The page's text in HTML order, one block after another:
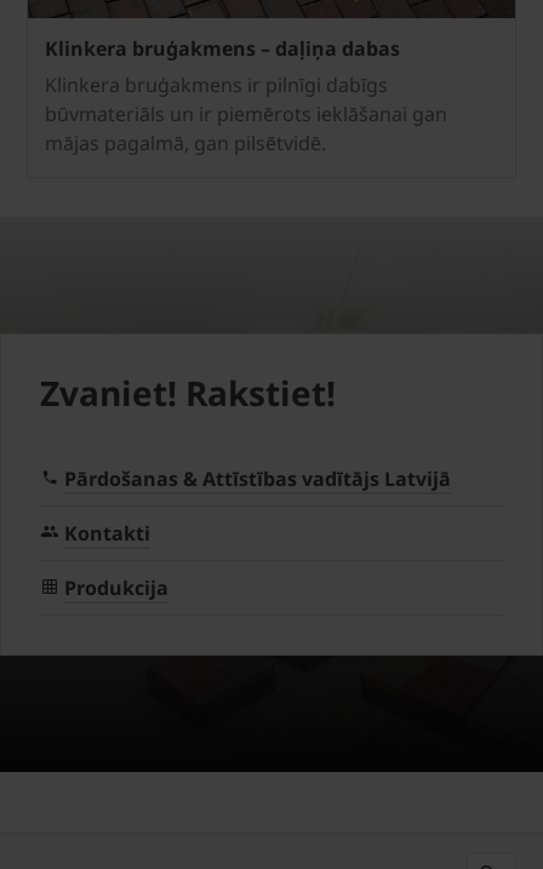
Klinkera bruģakmens – daļiņa dabas
Klinkera bruģakmens ir pilnīgi dabīgs
būvmateriāls un ir piemērots ieklāšanai gan
mājas pagalmā, gan pilsētvidē.
Zvaniet! Rakstiet!
Pārdošanas & Attīstības vadītājs Latvijā
Kontakti
Produkcija